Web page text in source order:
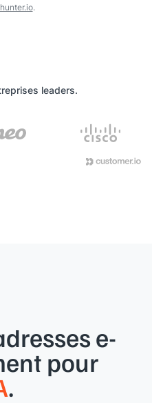
.
leaders.
e-
pour
.